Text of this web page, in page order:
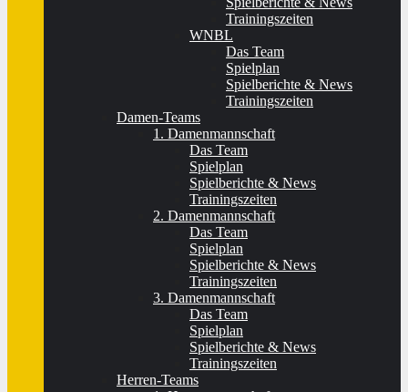
Trainingszeiten
WNBL
Das Team
Spielplan
Spielberichte & News
Trainingszeiten
Damen-Teams
1. Damenmannschaft
Das Team
Spielplan
Spielberichte & News
Trainingszeiten
2. Damenmannschaft
Das Team
Spielplan
Spielberichte & News
Trainingszeiten
3. Damenmannschaft
Das Team
Spielplan
Spielberichte & News
Trainingszeiten
Herren-Teams